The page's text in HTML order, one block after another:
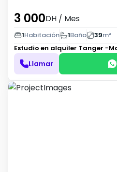
3 000DH / Mes
1Habitación 1Baño 39m²
Estudio en alquiler Tanger -
Llamar